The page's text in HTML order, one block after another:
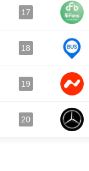
17
18
19
20